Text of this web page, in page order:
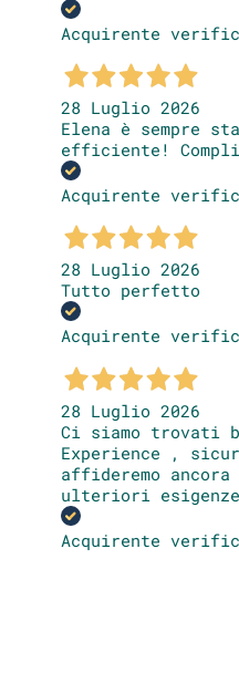
Acquirente
28 Luglio 2026
Elena è sempre
efficiente!
Acquirente
28 Luglio 2026
Tutto perfetto
Acquirente
28 Luglio 2026
Ci siamo trovati
Experience ,
affideremo
ulteriori
Acquirente